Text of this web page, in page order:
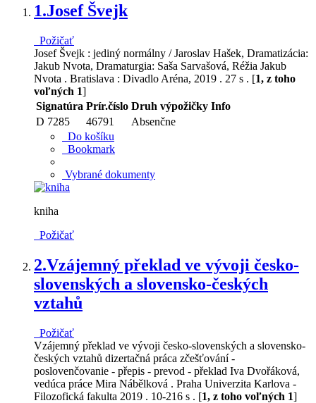
1.Josef Švejk
Požičať
Josef Švejk : jediný normálny / Jaroslav Hašek, Dramatizácia:
Jakub Nvota, Dramaturgia: Saša Sarvašová, Réžia Jakub
Nvota . Bratislava : Divadlo Aréna, 2019 . 27 s . [1, z toho
voľných 1]
Signatúra Prír.číslo Druh výpožičky Info
D 7285
46791
Absenčne
Do košíku
Bookmark
Vybrané dokumenty
kniha
Požičať
2.Vzájemný překlad ve vývoji česko-
slovenských a slovensko-českých
vztahů
Požičať
Vzájemný překlad ve vývoji česko-slovenských a slovensko-
českých vztahů dizertačná práca zčešťování -
poslovenčovanie - přepis - prevod - překlad Iva Dvořáková,
vedúca práce Mira Nábělková . Praha Univerzita Karlova -
Filozofická fakulta 2019 . 10-216 s . [1, z toho voľných 1]